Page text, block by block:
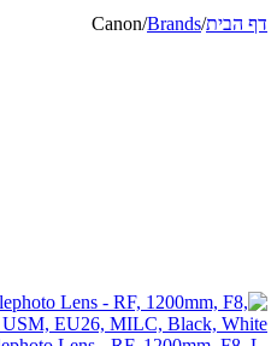
דף הבית/
Brands
/
Canon